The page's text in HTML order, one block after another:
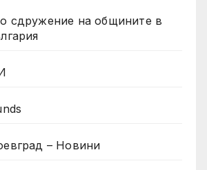
сдружение на общините в
– Новини